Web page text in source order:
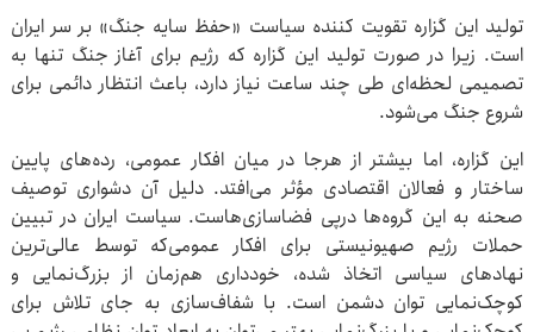
تولید این گزاره تقویت کننده سیاست «حفظ سایه جنگ» بر سر ایران
است. زیرا در صورت تولید این گزاره که رژیم برای آغاز جنگ تنها به
تصمیمی لحظه‌ای طی چند ساعت نیاز دارد، باعث انتظار دائمی برای
شروع جنگ می‌شود.
این گزاره، اما بیشتر از هرجا در میان افکار عمومی، رده‌های پایین
ساختار و فعالان اقتصادی مؤثر می‌افتد. دلیل آن دشواری توصیف
صحنه به این گروه‌ها درپی فضاسازی‌هاست. سیاست ایران در تبیین
حملات رژیم صهیونیستی برای افکار عمومی‌که توسط عالی‌ترین
نهادهای سیاسی اتخاذ شده، خودداری هم‌زمان از بزرگ‌نمایی و
کوچک‌نمایی توان دشمن است. با شفاف‌سازی به جای تلاش برای